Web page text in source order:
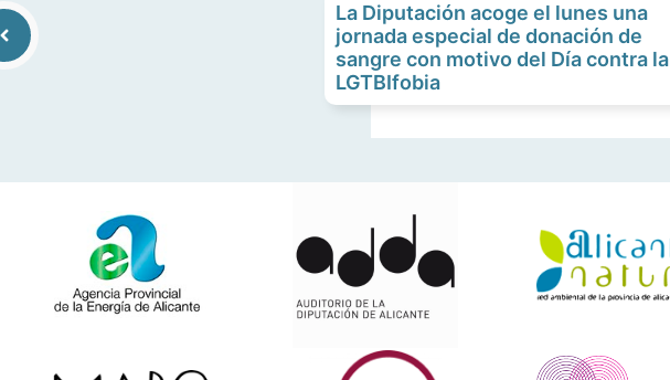
La Diputación acoge el lunes una
jornada especial de donación de
sangre con motivo del Día contra la
LGTBIfobia